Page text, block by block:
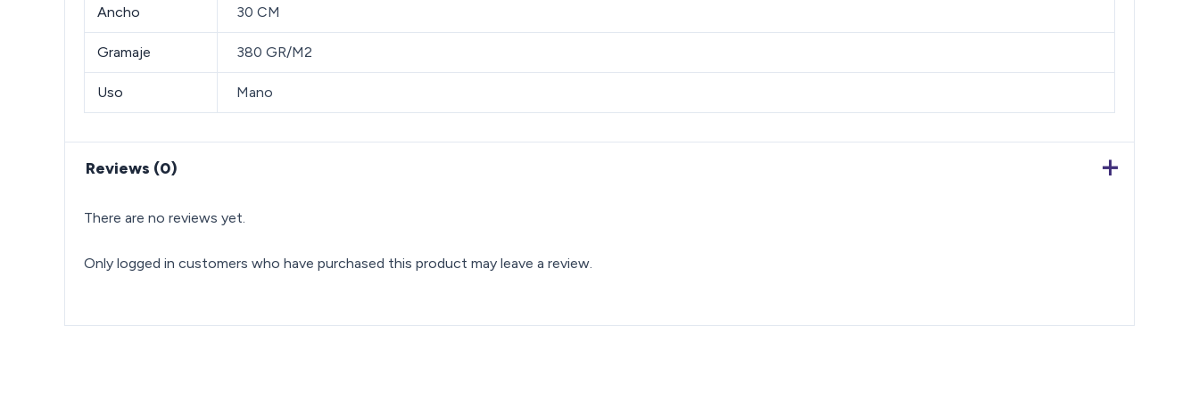
Ancho 30 CM
Gramaje 380 GR/M2
Uso Mano
Reviews (0)
There are no reviews yet.
Only logged in customers who have purchased this product may leave a review.